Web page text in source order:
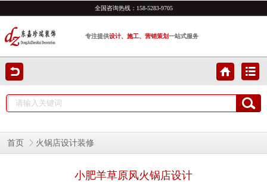
全国咨询热线： 158-5283-9705
专注提供设计、施工、营销策划一站式服务
首页 火锅店设计装修
小肥羊草原风火锅店设计